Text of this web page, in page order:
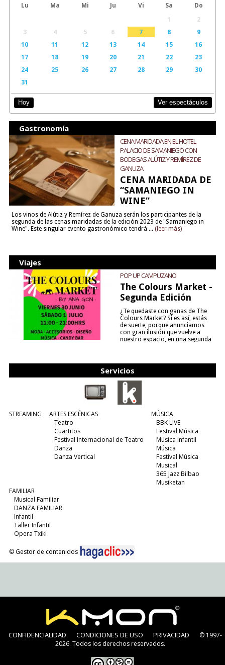
Lu Ma Mi Ju Vi Sa
Do
1
2
3
4 5 6 7 8
9
10
11 12 13 14 15
16
17
18 19 20 21 22
23
24
25 26 27 28 29
30
31
Hoy Ver espectáculos
Gastronomía
CENA MARIDADA EN EL HOTEL
PALACIO DE SAMANIEGO CON
BODEGAS ALÚTIZ Y REMÍREZ DE
GANUZA
CENA MARIDADA DE
“SAMANIEGO IN
WINE”
Los vinos de Alútiz y Remírez de Ganuza serán los participantes de la
segunda de las cenas maridadas de la edición 2023 de "Samaniego in
Wine". Este singular evento gastronómico tendrá ... (leer más)
Viajes
POP UP CAMPUZANO
The Colours Market -
Segunda Edición
¿Te quedaste con ganas de The
Colours Market? Si es así, estás
de suerte, porque anunciamos
con gran ilusión que vuelve a
nuestro espacio, en una segunda
Servicios
STREAMING
ARTES ESCÉNICAS
Teatro
Cuartitos
Festival Internacional de Teatro
Danza
Danza Vertical
MÚSICA
BBK LIVE
Festival Música
Música Infantil
Música
Festival Música
Musical
365 Jazz Bilbao
Musiketan
FAMILIAR
Musical Familiar
DANZA FAMILIAR
Infantil
Taller Infantil
Opera Txiki
© Gestor de contenidos
CONFIDENCIALIDAD CONDICIONES DE USO PRIVACIDAD
© 1997-
2026. Todos los derechos reservados.